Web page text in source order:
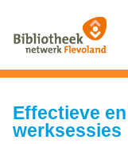
Effectieve
werksessies